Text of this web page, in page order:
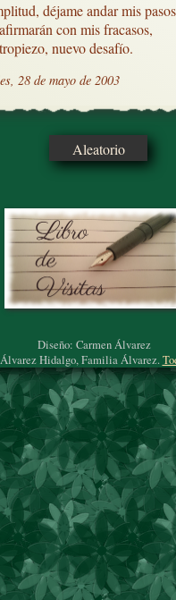
déjame andar mis
con mis fracasos,
nuevo desafío.
28 de mayo de 2003
Aleatorio
Diseño: Carmen Álvarez
Hidalgo, Familia Álvarez.